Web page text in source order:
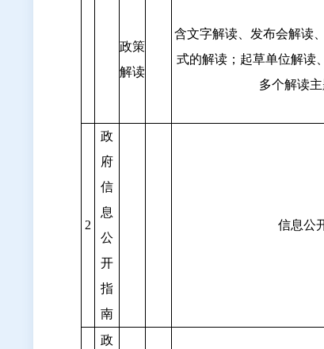
政策
解读
含文字解读、发布会解读
式的解读；起草单位解读
多个解读
2
政
府
信
息
公
开
指
南
信息公
政